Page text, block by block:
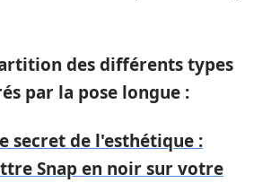
des différents types
par la pose longue :
secret de l'esthétique :
Snap en noir sur votre